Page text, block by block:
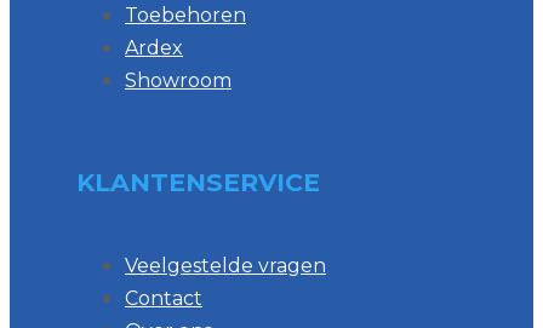
Toebehoren
Ardex
Showroom
KLANTENSERVICE
Veelgestelde vragen
Contact